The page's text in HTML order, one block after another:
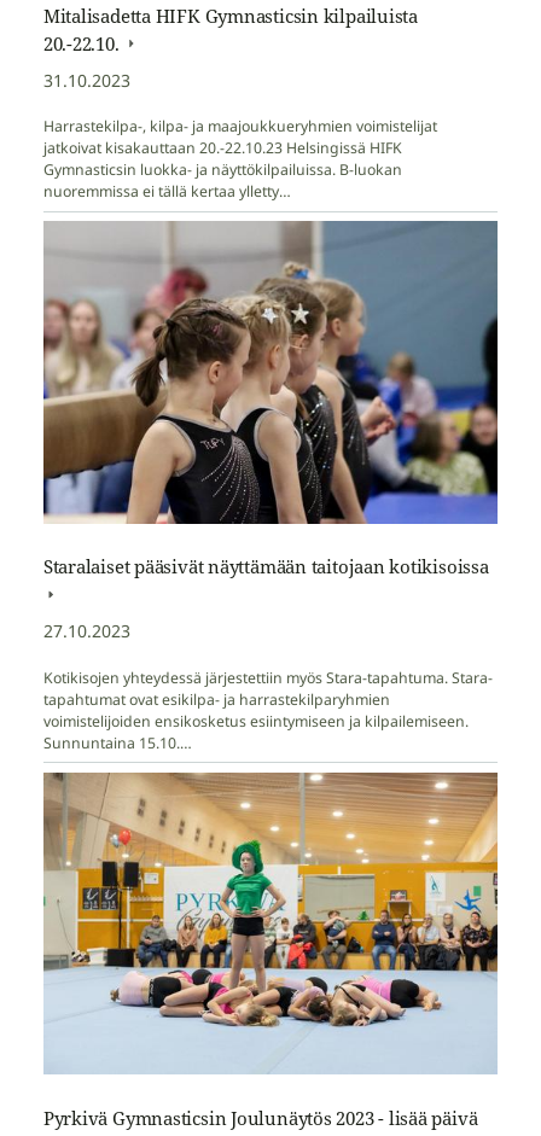
Mitalisadetta HIFK Gymnasticsin kilpailuista
20.-22.10.
31.10.2023
Harrastekilpa-, kilpa- ja maajoukkueryhmien voimistelijat
jatkoivat kisakauttaan 20.-22.10.23 Helsingissä HIFK
Gymnasticsin luokka- ja näyttökilpailuissa. B-luokan
nuoremmissa ei tällä kertaa ylletty…
Staralaiset pääsivät näyttämään taitojaan kotikisoissa
27.10.2023
Kotikisojen yhteydessä järjestettiin myös Stara-tapahtuma. Stara-
tapahtumat ovat esikilpa- ja harrastekilparyhmien
voimistelijoiden ensikosketus esiintymiseen ja kilpailemiseen.
Sunnuntaina 15.10.…
Pyrkivä Gymnasticsin Joulunäytös 2023 - lisää päivä